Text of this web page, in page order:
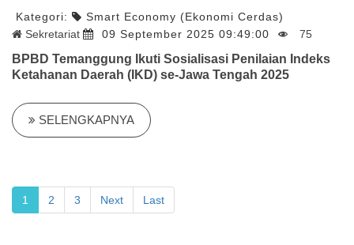
Kategori:
Smart Economy (Ekonomi Cerdas)
Sekretariat
09 September 2025 09:49:00 75
BPBD Temanggung Ikuti Sosialisasi Penilaian Indeks
Ketahanan Daerah (IKD) se-Jawa Tengah 2025
SELENGKAPNYA
1 2 3 Next Last